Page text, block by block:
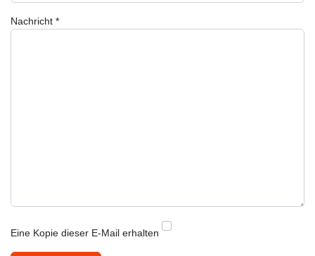
Nachricht *
Eine Kopie dieser E-Mail erhalten